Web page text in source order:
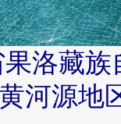
洛藏
河源地